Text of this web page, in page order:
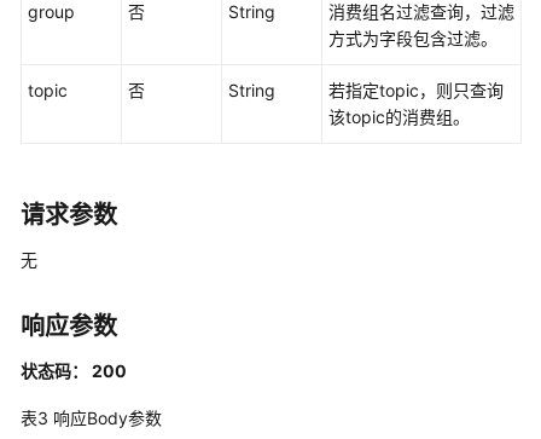
概
何
用
group 否 String
消费组名过滤查询，过滤
方式为字段包含过滤。
topic 否 String
若指定topic，则只查询
该topic的消费组。
请求参数
无
响应参数
状态码： 200
表3 响应Body参数